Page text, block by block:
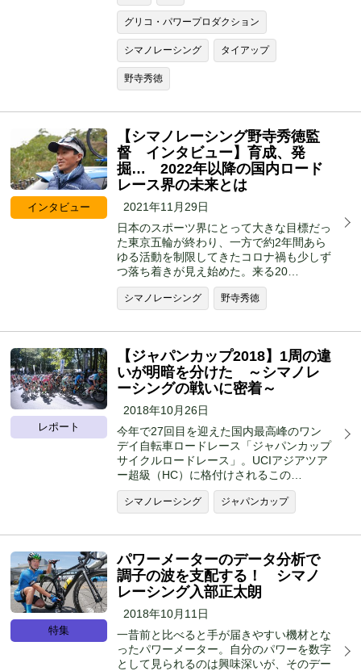
グリコ・パワープロダクション
シマノレーシング タイアップ
野寺秀徳
インタビュー
【シマノレーシング野寺秀徳監
督 インタビュー】育成、発
掘… 2022年以降の国内ロード
レース界の未来とは
2021年11月29日
日本のスポーツ界にとって大きな目標だっ
た東京五輪が終わり、一方で約2年間あら
ゆる活動を制限してきたコロナ禍も少しず
つ落ち着きが見え始めた。来る20…
シマノレーシング 野寺秀徳
レポート
【ジャパンカップ2018】1周の違
いが明暗を分けた ～シマノレ
ーシングの戦いに密着～
2018年10月26日
今年で27回目を迎えた国内最高峰のワン
デイ自転車ロードレース「ジャパンカップ
サイクルロードレース」。UCIアジアツア
ー超級（HC）に格付けされるこの…
シマノレーシング ジャパンカップ
特集
パワーメーターのデータ分析で
調子の波を支配する！ シマノ
レーシング入部正太朗
2018年10月11日
一昔前と比べると手が届きやすい機材とな
ったパワーメーター。自分のパワーを数字
として見られるのは興味深いが、そのデー